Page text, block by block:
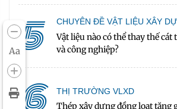
Aa5 CHUYÊN ĐỀ VẬT LIỆU XÂY
Vật liệu nào có thể thay thế cát
và công nghiệp?
THỊ TRƯỜNG VLXD
Thép xây dựng đồng loạt tăng